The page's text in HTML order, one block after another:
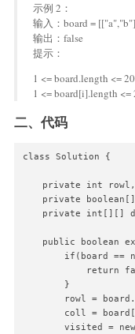
示例 2：
输入：board =
输出：false
提示：
1 <= board.length <=
1 <= board[i].length <=
二、代码
class Solution {
private int
private
private int[][]
public boolean
if(board ==
return
        }
rowl =
coll =
visited =